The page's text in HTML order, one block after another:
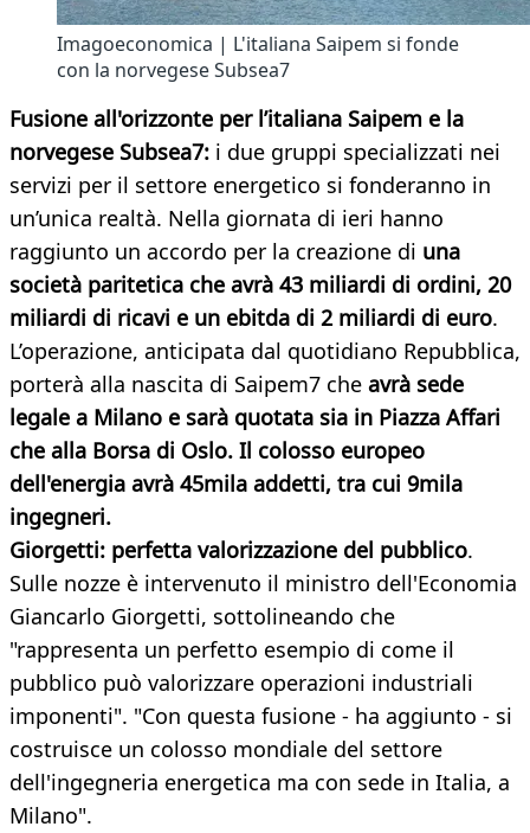
Imagoeconomica | L'italiana Saipem si fonde
con la norvegese Subsea7
Fusione all'orizzonte per l’italiana Saipem e la
norvegese Subsea7: i due gruppi specializzati nei
servizi per il settore energetico si fonderanno in
un’unica realtà. Nella giornata di ieri hanno
raggiunto un accordo per la creazione di una
società paritetica che avrà 43 miliardi di ordini, 20
miliardi di ricavi e un ebitda di 2 miliardi di euro.
L’operazione, anticipata dal quotidiano Repubblica,
porterà alla nascita di Saipem7 che avrà sede
legale a Milano e sarà quotata sia in Piazza Affari
che alla Borsa di Oslo. Il colosso europeo
dell'energia avrà 45mila addetti, tra cui 9mila
ingegneri.
Giorgetti: perfetta valorizzazione del pubblico.
Sulle nozze è intervenuto il ministro dell'Economia
Giancarlo Giorgetti, sottolineando che
"rappresenta un perfetto esempio di come il
pubblico può valorizzare operazioni industriali
imponenti". "Con questa fusione - ha aggiunto - si
costruisce un colosso mondiale del settore
dell'ingegneria energetica ma con sede in Italia, a
Milano".